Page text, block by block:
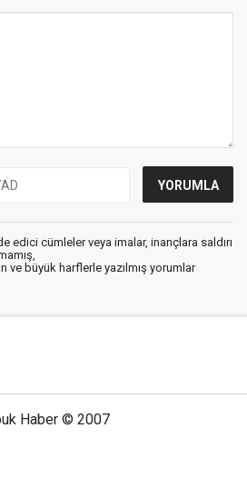
edici cümleler veya imalar, inançlara saldırı
ve büyük harflerle yazılmış yorumlar
Haber © 2007